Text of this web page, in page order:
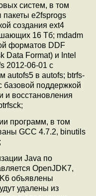
систем, в том
пакеты e2fsprogs
создания ext4
16 Тб; mdadm
форматов DDF
Data Format) и Intel
2012-06-01 c
autofs5 в autofs; btrfs-
базовой поддержкой
и восстановления
программ, в том
GCC 4.7.2, binutils
Java по
OpenJDK7,
объявлены
удалены из